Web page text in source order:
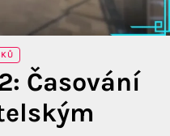
Časování